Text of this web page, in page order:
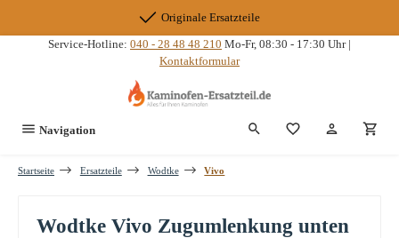
Originale Ersatzteile
Service-Hotline: 040 - 28 48 48 210 Mo-Fr, 08:30 - 17:30 Uhr |
Kontaktformular
Navigation Du hast 0
Startseite Ersatzteile Wodtke Vivo
Wodtke Vivo Zugumlenkung unten